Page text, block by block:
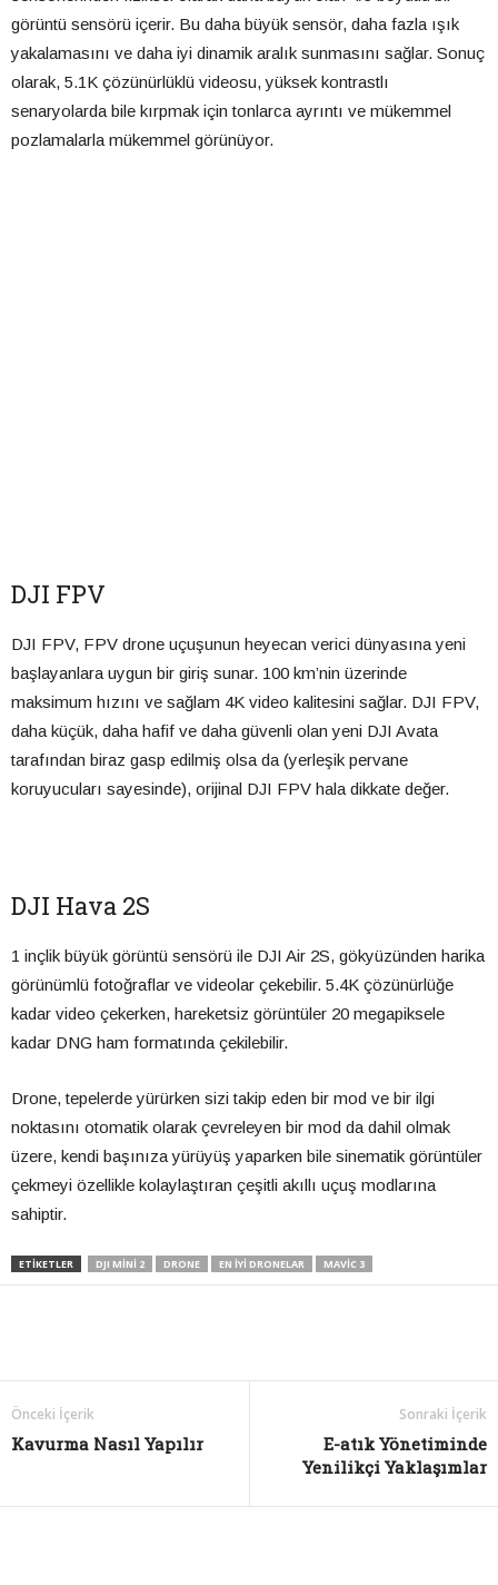
görüntü sensörü içerir. Bu daha büyük sensör, daha fazla ışık
yakalamasını ve daha iyi dinamik aralık sunmasını sağlar. Sonuç
olarak, 5.1K çözünürlüklü videosu, yüksek kontrastlı
senaryolarda bile kırpmak için tonlarca ayrıntı ve mükemmel
pozlamalarla mükemmel görünüyor.
DJI FPV
DJI FPV, FPV drone uçuşunun heyecan verici dünyasına yeni
başlayanlara uygun bir giriş sunar. 100 km’nin üzerinde
maksimum hızını ve sağlam 4K video kalitesini sağlar. DJI FPV,
daha küçük, daha hafif ve daha güvenli olan yeni DJI Avata
tarafından biraz gasp edilmiş olsa da (yerleşik pervane
koruyucuları sayesinde), orijinal DJI FPV hala dikkate değer.
DJI Hava 2S
1 inçlik büyük görüntü sensörü ile DJI Air 2S, gökyüzünden harika
görünümlü fotoğraflar ve videolar çekebilir. 5.4K çözünürlüğe
kadar video çekerken, hareketsiz görüntüler 20 megapiksele
kadar DNG ham formatında çekilebilir.
Drone, tepelerde yürürken sizi takip eden bir mod ve bir ilgi
noktasını otomatik olarak çevreleyen bir mod da dahil olmak
üzere, kendi başınıza yürüyüş yaparken bile sinematik görüntüler
çekmeyi özellikle kolaylaştıran çeşitli akıllı uçuş modlarına
sahiptir.
ETIKETLER DJI MINI 2 DRONE EN İYI DRONELAR MAVIC 3
Önceki İçerik
Kavurma Nasıl Yapılır
Sonraki İçerik
E-atık Yönetiminde
Yenilikçi Yaklaşımlar